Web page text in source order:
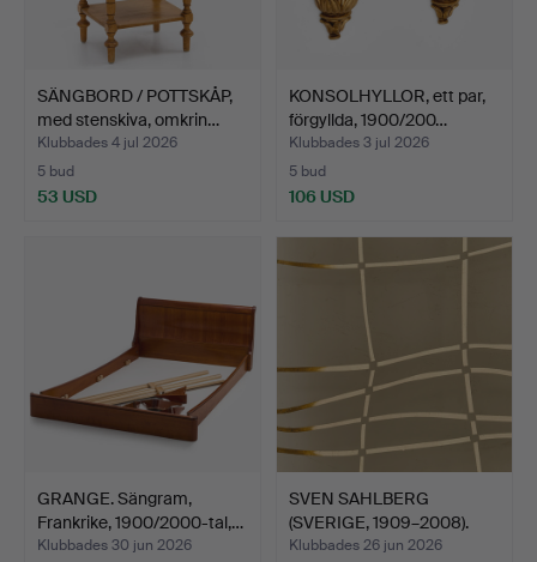
SÄNGBORD / POTTSKÅP,
med stenskiva, omkrin…
Klubbades 4 jul 2026
5 bud
53 USD
KONSOLHYLLOR, ett par,
förgyllda, 1900/200…
Klubbades 3 jul 2026
5 bud
106 USD
GRANGE. Sängram,
Frankrike, 1900/2000-tal,…
Klubbades 30 jun 2026
SVEN SAHLBERG
(SVERIGE, 1909–2008).
Skiva …
Klubbades 26 jun 2026